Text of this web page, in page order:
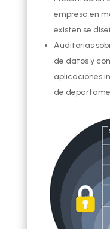
empresa en
existen se
Auditorias
de datos y
aplicaciones
de